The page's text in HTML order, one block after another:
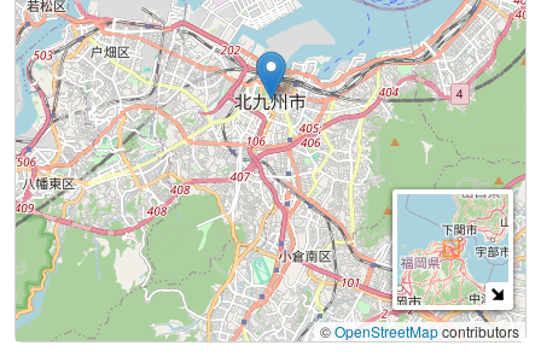
©OpenStreetMapcontributors